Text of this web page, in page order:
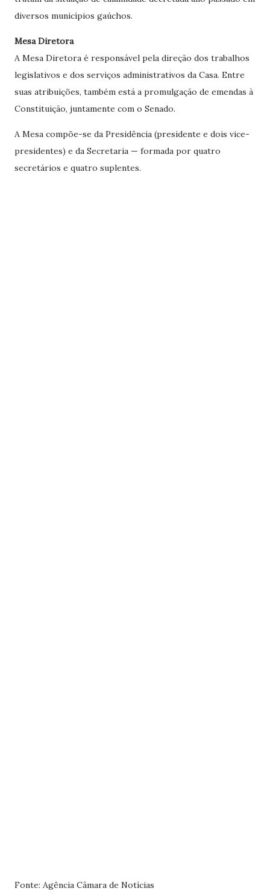
diversos municípios gaúchos.
Mesa Diretora
A Mesa Diretora é responsável pela direção dos trabalhos
legislativos e dos serviços administrativos da Casa. Entre
suas atribuições, também está a promulgação de emendas à
Constituição, juntamente com o Senado.
A Mesa compõe-se da Presidência (presidente e dois vice-
presidentes) e da Secretaria — formada por quatro
secretários e quatro suplentes.
Fonte: Agência Câmara de Notícias